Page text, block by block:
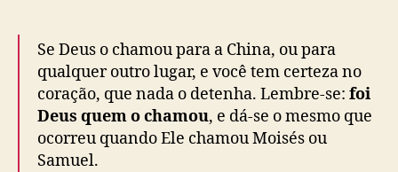
Se Deus o chamou para a China, ou para
qualquer outro lugar, e você tem certeza no
coração, que nada o detenha. Lembre-se: foi
Deus quem o chamou, e dá-se o mesmo que
ocorreu quando Ele chamou Moisés ou
Samuel.